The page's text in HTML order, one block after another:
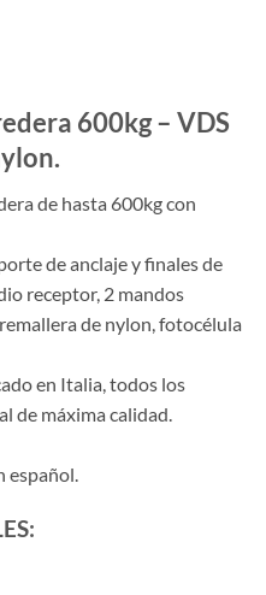
600kg – VDS
de hasta 600kg con
de anclaje y finales de
receptor, 2 mandos
de nylon, fotocélula
en Italia, todos los
de máxima calidad.
español.